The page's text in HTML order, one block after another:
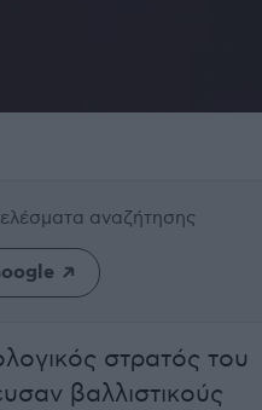
αναζήτησης
στρατός του
βαλλιστικούς